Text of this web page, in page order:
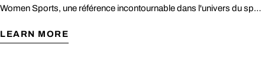
Women Sports, une référence incontournable dans l'univers du sport
LEARN MORE